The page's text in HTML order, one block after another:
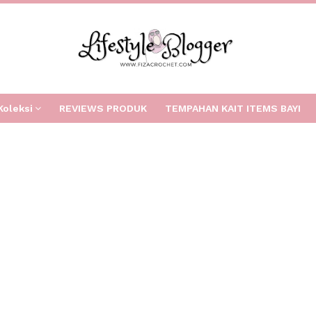
REVIEWS PRODUK TEMPAHAN KAIT ITEMS BAYI